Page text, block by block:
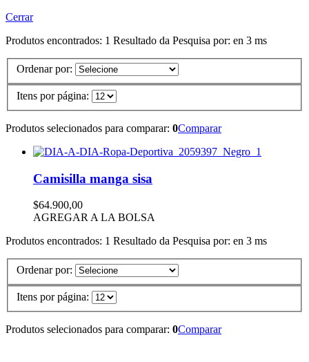
Cerrar
Produtos encontrados: 1 Resultado da Pesquisa por: en 3 ms
Ordenar por:
Itens por página:
Produtos selecionados para comparar: 0Comparar
Camisilla manga sisa
$64.900,00
AGREGAR A LA BOLSA
Produtos encontrados: 1 Resultado da Pesquisa por: en 3 ms
Ordenar por:
Itens por página:
Produtos selecionados para comparar: 0Comparar